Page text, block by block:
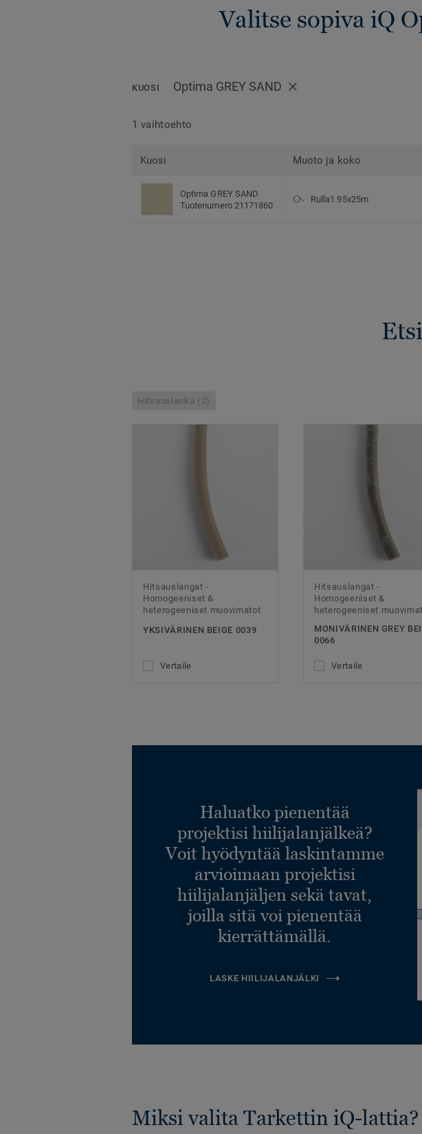
Valitse sopiva iQ
KUOSI Optima GREY SAND
1 vaihtoehto
Kuosi Muoto ja koko
Optima GREY SAND
Tuotenumero 21171860
Rulla1.95x25m
Hitsauslanka (2)
Hitsauslangat -
Homogeeniset &
heterogeeniset muovimatot
YKSIVÄRINEN BEIGE 0039
Vertaile
Hitsauslangat -
Homogeeniset &
heterogeeniset
MONIVÄRINEN GREY
0066
Vertaile
Haluatko pienentää
projektisi hiilijalanjälkeä?
Voit hyödyntää laskintamme
arvioimaan projektisi
hiilijalanjäljen sekä tavat,
joilla sitä voi pienentää
kierrättämällä.
LASKE HIILIJALANJÄLKI
Miksi valita Tarkettin iQ-lattia?